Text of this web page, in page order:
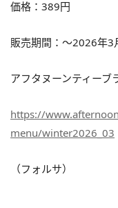
価格：389円
販売期間：～2026年3
アフタヌーンティーブ
https://
menu/winter2026_03
（フォルサ）